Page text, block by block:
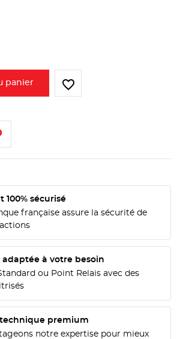
panier favorite_border
100% sécurisé
française assure la sécurité de
adaptée à votre besoin
ou Point Relais avec des
premium
notre expertise pour mieux
LISTE D'ENVIES